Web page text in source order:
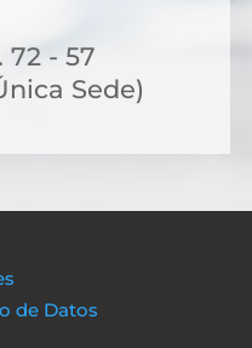
notariales, hoy
soluciones financieras
personas optan por
y transparente,
72 - 57
Sede)
de Datos